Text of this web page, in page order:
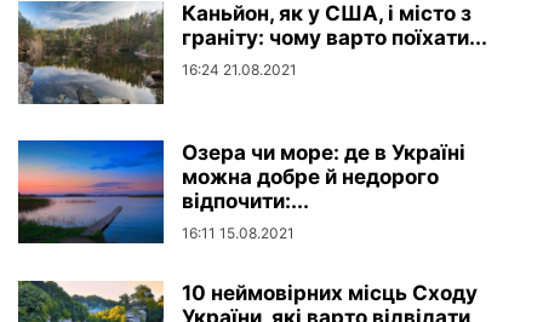
Каньйон, як у США, і місто з
граніту: чому варто поїхати...
16:24 21.08.2021
Озера чи море: де в Україні
можна добре й недорого
відпочити:...
16:11 15.08.2021
10 неймовірних місць Сходу
України, які варто відвідати